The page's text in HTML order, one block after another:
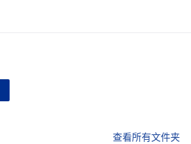
查看所有文件夹